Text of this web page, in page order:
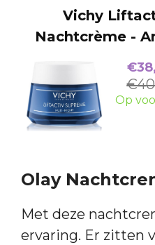
Vichy
Nachtcrème -
Op
Olay
Met deze
ervaring. Er zitten